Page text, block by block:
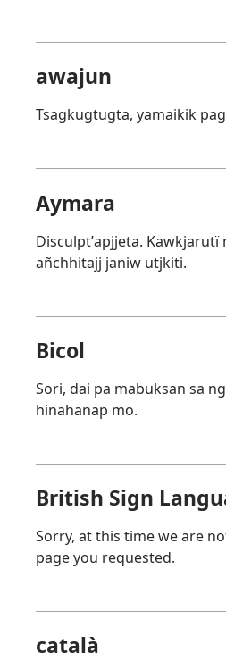
awajun
Tsagkugtugta, yamaikik
Aymara
Disculptʼapjjeta.
añchhitajj janiw utjkiti.
Bicol
Sori, dai pa mabuksan sa
hinahanap mo.
British Sign
Sorry, at this time we are
page you requested.
català